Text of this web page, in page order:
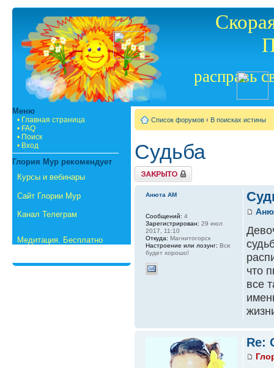
расправь
Меню
• Главная страница
• FAQ
• Поиск
• Вход
Глория Мур рекомендует
Курсы и вебинары
Сайт Глории Мур
Канал Телеграм
Медитация. Бесплатно
Список форумов ‹ В поисках истины
Судьба
{
TOPIC_LOCKED_SHORT
}
что
все
Анюта АМ
Сообщений: 4
Зарегистрирован: 29 июл
2017, 11:10
Откуда: Магнитогорск
Настроение или лозунг: Все
будет хорошо!
Re: